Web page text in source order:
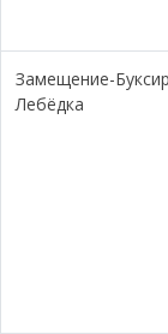
Замещение-Буксир
Лебёдка